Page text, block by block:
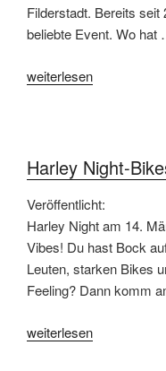
Filderstadt. Bereits seit
beliebte Event. Wo hat
„Motorrad
weiterlesen
Harley Night-
Veröffentlicht:
Harley Night am 14.
Vibes! Du hast Bock
Leuten, starken Bikes
Feeling? Dann komm
„Harley
weiterlesen